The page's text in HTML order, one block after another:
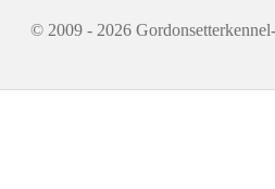
© 2009 - 2026